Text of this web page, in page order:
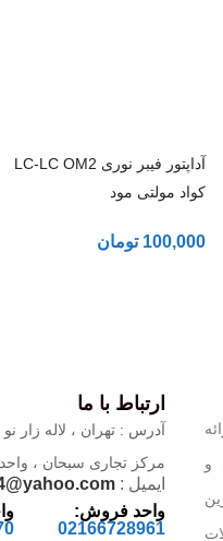
آداپتور فیبر نوری LC-LC OM2
کواد مولتی مود
100,000 تومان
ارائه
و
ارتباط با ما
آدرس : تهران ، لاله زار
مرکز تجاری سبحان ، واحد ۲۳۳
ایمیل :
واحد فروش:
02166728961